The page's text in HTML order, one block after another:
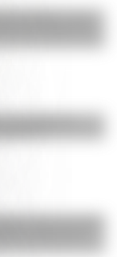
Obligado, una
inmigrantes
tuvo la torre